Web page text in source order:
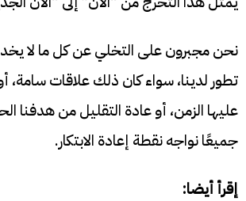
نحن مجبرون على التخلي عن كل ما لا
تطور لدينا، سواء كان ذلك علاقات سامة،
عليها الزمن، أو عادة التقليل من هدفنا
جميعًا نواجه نقطة إعادة الابتكار.
إقرأ أيضا: